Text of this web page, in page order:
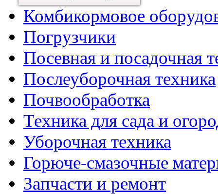
Комбикормовое
Погрузчики
Посевная и посадочная
Послеуборочная техника
Почвообработка
Техника для сада и
Уборочная техника
Горюче-смазочные
Запчасти и ремонт